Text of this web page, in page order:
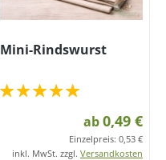
Mini-Rindswurst
ab0,49 €
Einzelpreis: 0,53 €
inkl. MwSt. zzgl. Versandkosten